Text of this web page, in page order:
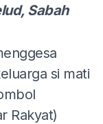
Sabah
si mati
Rakyat)